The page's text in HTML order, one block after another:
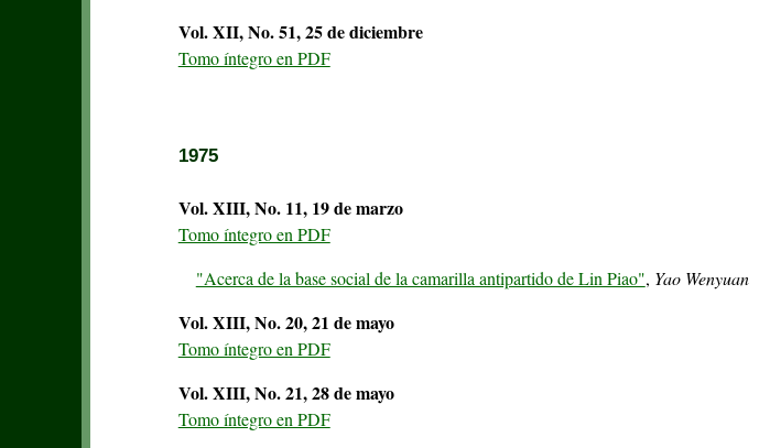
Vol. XII, No. 51, 25 de diciembre
Tomo íntegro en PDF
1975
Vol. XIII, No. 11, 19 de marzo
Tomo íntegro en PDF
"Acerca de la base social de la camarilla antipartido de Lin Piao", Yao Wenyuan
Vol. XIII, No. 20, 21 de mayo
Tomo íntegro en PDF
Vol. XIII, No. 21, 28 de mayo
Tomo íntegro en PDF